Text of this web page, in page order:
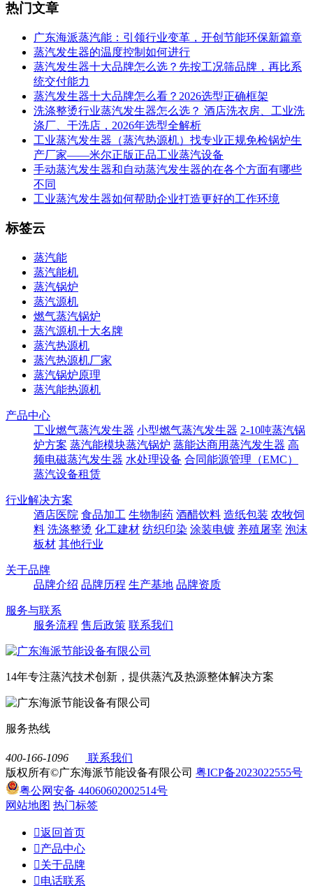
热门文章
广东海派蒸汽能：引领行业变革，开创节能环保新篇章
蒸汽发生器的温度控制如何进行
蒸汽发生器十大品牌怎么选？先按工况筛品牌，再比系
统交付能力
蒸汽发生器十大品牌怎么看？2026选型正确框架
洗涤整烫行业蒸汽发生器怎么选？ 酒店洗衣房、工业洗
涤厂、干洗店，2026年选型全解析
工业蒸汽发生器（蒸汽热源机）找专业正规免检锅炉生
产厂家——米尔正版正品工业蒸汽设备
手动蒸汽发生器和自动蒸汽发生器的在各个方面有哪些
不同
工业蒸汽发生器如何帮助企业打造更好的工作环境
标签云
蒸汽能
蒸汽能机
蒸汽锅炉
蒸汽源机
燃气蒸汽锅炉
蒸汽源机十大名牌
蒸汽热源机
蒸汽热源机厂家
蒸汽锅炉原理
蒸汽能热源机
产品中心
工业燃气蒸汽发生器 小型燃气蒸汽发生器 2-10吨蒸汽锅
炉方案 蒸汽能模块蒸汽锅炉 蒸能达商用蒸汽发生器 高
频电磁蒸汽发生器 水处理设备 合同能源管理（EMC）
蒸汽设备租赁
行业解决方案
酒店医院 食品加工 生物制药 酒醋饮料 造纸包装 农牧饲
料 洗涤整烫 化工建材 纺织印染 涂装电镀 养殖屠宰 泡沫
板材 其他行业
关于品牌
品牌介绍 品牌历程 生产基地 品牌资质
服务与联系
服务流程 售后政策 联系我们
14年专注蒸汽技术创新，提供蒸汽及热源整体解决方案
服务热线
400-166-1096
联系我们
版权所有©广东海派节能设备有限公司 粤ICP备2023022555号
粤公网安备 44060602002514号
网站地图 热门标签
返回首页
产品中心
关于品牌
电话联系